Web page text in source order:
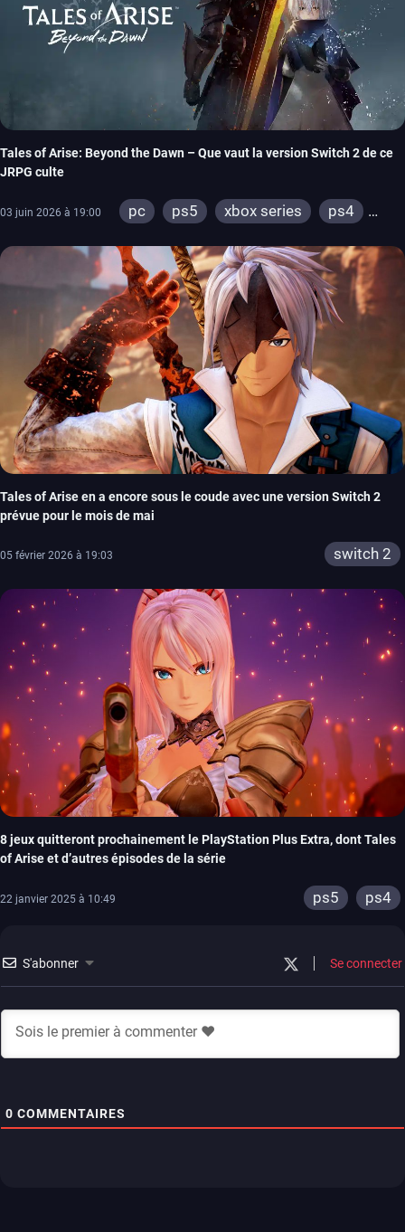
Tales of Arise: Beyond the Dawn – Que vaut la version Switch 2 de ce
JRPG culte
03 juin 2026 à 19:00 pc ps5 xbox series
ps4
Tales of Arise en a encore sous le coude avec une version Switch 2
prévue pour le mois de mai
05 février 2026 à 19:03 switch 2
8 jeux quitteront prochainement le PlayStation Plus Extra, dont Tales
of Arise et d’autres épisodes de la série
22 janvier 2025 à 10:49 ps5 ps4
S'abonner Se connecter
0 COMMENTAIRES